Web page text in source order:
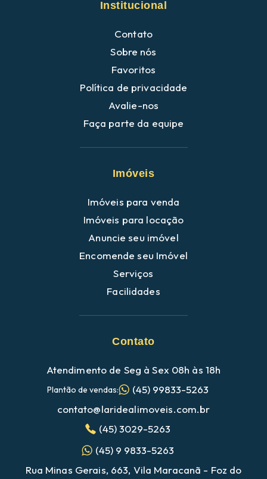
Institucional
Contato
Sobre nós
Favoritos
Política de privacidade
Avalie-nos
Faça parte da equipe
Imóveis
Imóveis para venda
Imóveis para locação
Anuncie seu imóvel
Encomende seu Imóvel
Serviços
Facilidades
Contato
Atendimento de Seg à Sex 08h às 18h
Plantão de vendas:
(45) 99833-5263
contato@laridealimoveis.com.br
(45) 3029-5263
(45) 9 9833-5263
Rua Minas Gerais, 663, Vila Maracanã - Foz do